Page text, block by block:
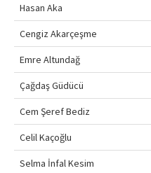
Contact Us
Hasan Aka
Cengiz Akarçeşme
Emre Altundağ
Çağdaş Güdücü
Cem Şeref Bediz
Celil Kaçoğlu
Selma İnfal Kesim